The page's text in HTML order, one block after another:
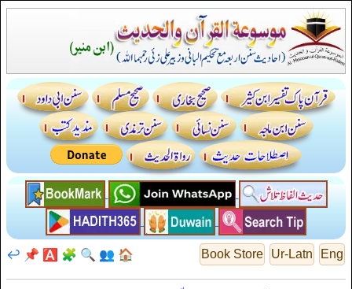
Eng
Ur-Latn
Book Store
🏠
👥
🔍
🧩
🅰️
📌
↩️